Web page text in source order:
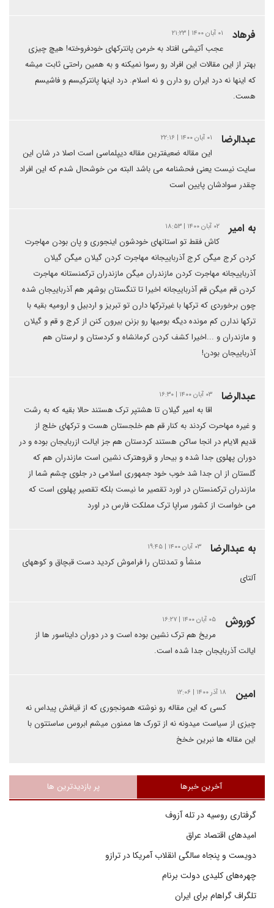
فرهاد ۰۱ آبان ۱۴۰۰ | ۲۱:۲۳
عجب آتیشی افتاد به خرمن پانترکهای خودفروخته! هیچ چیزی
بهتر از این مقالات این افراد رو رسوا نمیکنه و به همین راحتی ثابت میشه
که اینها نه درد ایران رو دارن و نه اسلام. درد اینها پانترکیسم و فاشیسم
هست.
عبدالرضا ۰۱ آبان ۱۴۰۰ | ۲۲:۱۶
این مقاله ضعیفترین مقاله دیپلماسی است اصلا در شان این
سایت نیست یعنی فحشنامه می باشد البته من خوشحال شدم که این افراد
چقدر سوادشان پایین است
به امیر ۰۲ آبان ۱۴۰۰ | ۱۸:۵۳
کاش فقط تو استانهای خودشون اینجوری و پان بودن مهاجرت
کردن کرج میگن کرج آذرباییجانه مهاجرت کردن گیلان میگن گیلان
آذرباییجانه مهاجرت کردن مازندران میگن مازندران ترکمنستانه مهاجرت
کردن قم میگن قم آذرباییجانه اخیرا تا تنگستان بوشهر هم آذرباییجان شده
چون برخوردی که ترکها با غیرترکها دارن تو تبریز و اردبیل و ارومیه بقیه با
ترکها ندارن کم مونده دیگه بومیها رو بزنن بیرون کنن از کرج و قم و گیلان
و مازندران و ...اخیرا کشف کردن کرمانشاه و کردستان و لرستان هم
آذرباییجان بودن!
عبدالرضا ۰۳ آبان ۱۴۰۰ | ۱۶:۳۰
اقا به امیر گیلان تا هشتپر ترک هستند حالا بقیه که به رشت
و غیره مهاحرت کردند به کنار قم هم خلجستان هست و ترکهای خلج از
قدیم الایام در انجا ساکن هستند کردستان هم جز ایالت ازربایجان بوده و در
دوران پهلوی جدا شده و بیحار و قروهترک نشین است مازندران هم که
گلستان از ان جدا شد خوب خود جمهوری اسلامی در جلوی چشم شما از
مازندران ترکمنستان در اورد تقصیر ما نیست بلکه تقصیر پهلوی است که
می خواست از کشور سراپا ترک مملکت فارس در اورد
به عبدالرضا ۰۳ آبان ۱۴۰۰ | ۱۹:۴۵
منشأ و تمدنتان را فراموش کردید دست قبچاق و کوههای
آلتای
کوروش ۰۵ آبان ۱۴۰۰ | ۱۶:۲۷
مریخ هم ترک نشین بوده است و در دوران دایناسور ها از
ایالت آذربایجان‌ جدا شده است.
امین ۱۸ آذر ۱۴۰۰ | ۱۲:۰۶
کسی که این مقاله رو نوشته همونجوری که از قیافش پیداس نه
چیزی از سیاست میدونه نه از تورک ها ممنون میشم ابروس ساستتون با
این مقاله ها نبرین خخخ
آخرین خبرها پر بازدیدترین ها
گرفتاری روسیه در تله آزوف
امیدهای اقتصاد عراق
دویست و پنجاه سالگی انقلاب آمریکا در ترازو
چهره‌های کلیدی دولت برنام
تلگراف گراهام برای ایران